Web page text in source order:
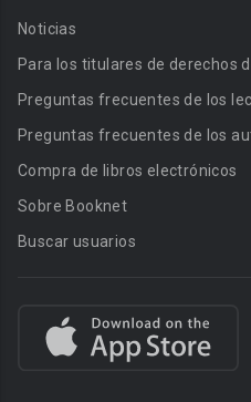
Noticias
Para los titulares de derechos
Preguntas frecuentes de los
Preguntas frecuentes de los
Compra de libros electrónicos
Sobre Booknet
Buscar usuarios